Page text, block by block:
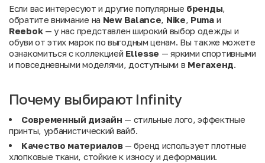
Если вас интересуют и другие популярные бренды,
обратите внимание на New Balance, Nike, Pumaи
Reebok— у нас представлен широкий выбор одежды и
обуви от этих марок по выгодным ценам. Вы также можете
ознакомиться с коллекцией Ellesse — яркими спортивными
и повседневными моделями, доступными в Мегахенд.
Почему выбирают Infinity
Современный дизайн — стильные лого, эффектные
принты, урбанистический вайб.
Качество материалов— бренд использует плотные
хлопковые ткани, стойкие к износу и деформации.